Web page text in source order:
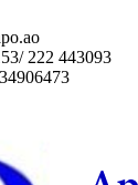
222 443093